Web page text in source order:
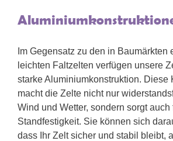
Im Gegensatz zu den in Baumärkten
leichten Faltzelten verfügen unsere
starke Aluminiumkonstruktion. Diese
macht die Zelte nicht nur
Wind und Wetter, sondern sorgt
Standfestigkeit. Sie können sich
dass Ihr Zelt sicher und stabil bleibt,